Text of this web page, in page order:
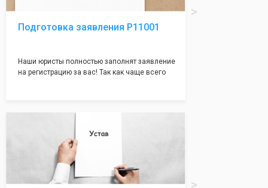
Подготовка заявления Р11001
Наши юристы полностью заполнят заявление
на регистрацию за вас! Так как чаще всего
большая часть отказов - наши юристы с
оформление самого сложного документа на
себя! Многолетний опыт работы наших
юристов позволяет оформлять заявление без
ошибок, тем самым гарантируя вам
успешную регистрацию в налоговой